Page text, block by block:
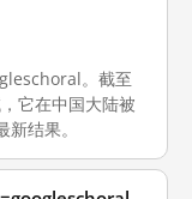
。截至
它在中国大陆被
结果。